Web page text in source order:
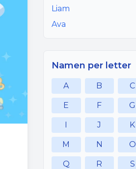
Liam
Ava
Namen per letter
A B C
E F G
I J K
M N O
Q R S